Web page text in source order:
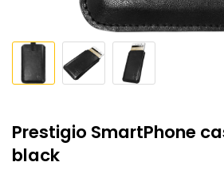
Prestigio SmartPhone
black